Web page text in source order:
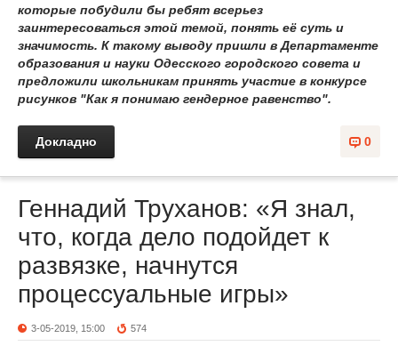
которые побудили бы ребят всерьез
заинтересоваться этой темой, понять её суть и
значимость. К такому выводу пришли в Департаменте
образования и науки Одесского городского совета и
предложили школьникам принять участие в конкурсе
рисунков "Как я понимаю гендерное равенство".
0
Докладно
Геннадий Труханов: «Я знал,
что, когда дело подойдет к
развязке, начнутся
процессуальные игры»
3-05-2019, 15:00 574